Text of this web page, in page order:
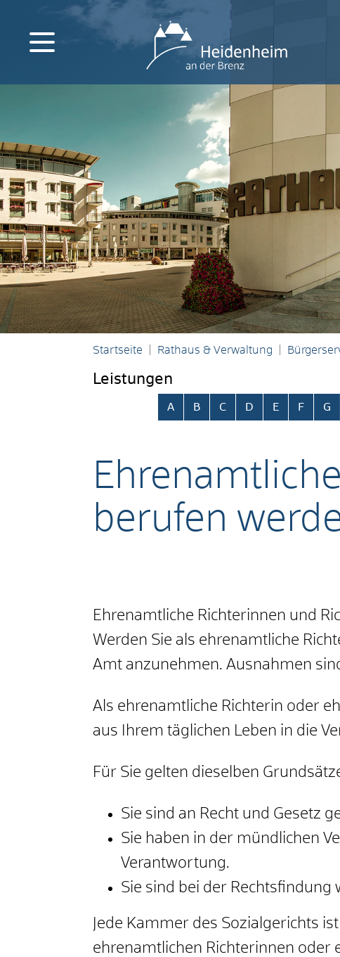
Startseite Rathaus & Verwaltung
Leistungen
Alphabetisches Register
A B C D E F G
berufen
Ehrenamtliche Richterinnen und
Werden Sie als ehrenamtliche
Amt anzunehmen. Ausnahmen
Als ehrenamtliche Richterin oder
aus Ihrem täglichen Leben in die
Für Sie gelten dieselben
Sie sind an Recht und Gesetz
Sie haben in der mündlichen
Verantwortung.
Sie sind bei der
Jede Kammer des Sozialgerichts
ehrenamtlichen Richterinnen oder